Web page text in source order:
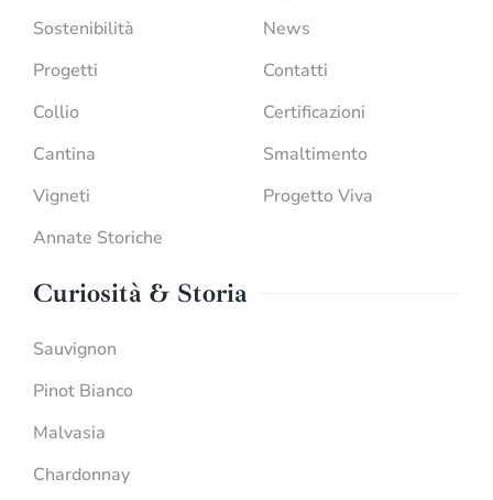
Sostenibilità
Progetti
Collio
Cantina
Vigneti
Annate Storiche
News
Contatti
Certificazioni
Smaltimento
Progetto Viva
Curiosità & Storia
Sauvignon
Pinot Bianco
Malvasia
Chardonnay